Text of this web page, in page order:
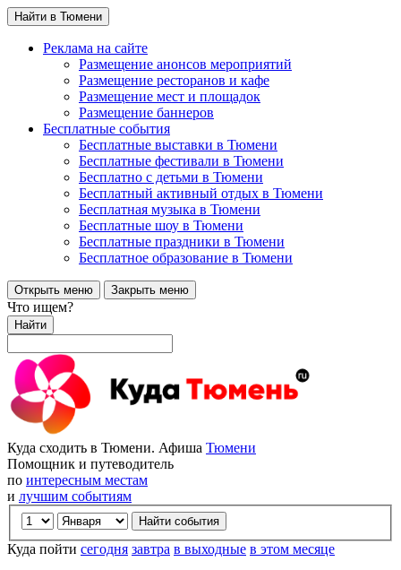
Найти в Тюмени
Реклама на сайте
Размещение анонсов мероприятий
Размещение ресторанов и кафе
Размещение мест и площадок
Размещение баннеров
Бесплатные события
Бесплатные выставки в Тюмени
Бесплатные фестивали в Тюмени
Бесплатно с детьми в Тюмени
Бесплатный активный отдых в Тюмени
Бесплатная музыка в Тюмени
Бесплатные шоу в Тюмени
Бесплатные праздники в Тюмени
Бесплатное образование в Тюмени
Открыть меню Закрыть меню
Что ищем?
Найти
Куда сходить в Тюмени. Афиша Тюмени
Помощник и путеводитель
по интересным местам
и лучшим событиям
Куда пойти сегодня завтра в выходные в этом месяце